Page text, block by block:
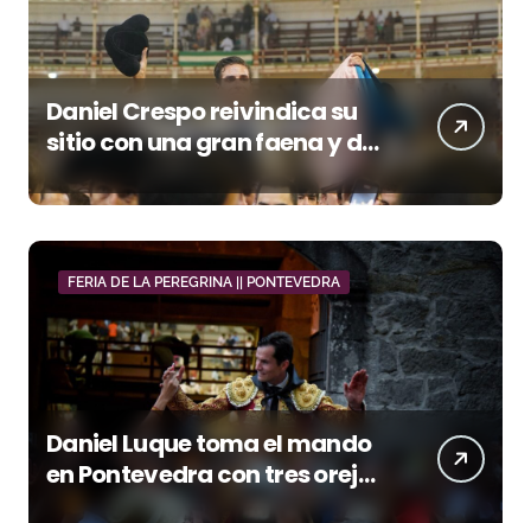
Daniel Crespo reivindica su
sitio con una gran faena y dos
orejas
FERIA DE LA PEREGRINA || PONTEVEDRA
Daniel Luque toma el mando
en Pontevedra con tres orejas
y una Puerta Grande de peso